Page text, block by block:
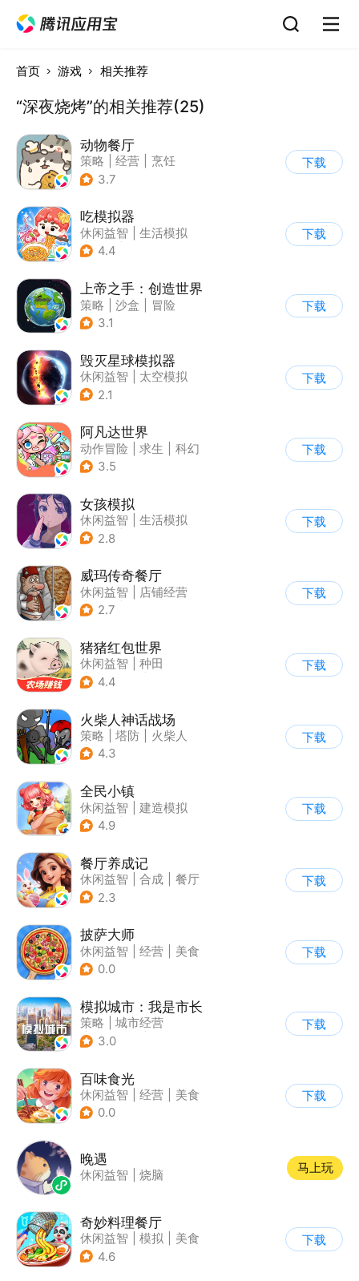
首页 游戏 相关推荐
“深夜烧烤”的相关推荐(25)
动物餐厅
策略 经营
烹饪
| 宠物
3.7
下载
吃模拟器
休闲益智
生活模拟
| 美食
4.4
下载
上帝之手：创造世界
策略 沙盒
冒险
| 卡通
3.1
下载
毁灭星球模拟器
休闲益智
太空模拟
| 太空
2.1
下载
阿凡达世界
动作冒险 求生
科幻
| 开放世界
3.5
下载
女孩模拟
休闲益智
生活模拟
| 校园
2.8
下载
威玛传奇餐厅
休闲益智
店铺经营
| 美食
2.7
下载
猪猪红包世界
休闲益智
种田
| 田园生活
4.4
下载
火柴人神话战场
策略 塔防
火柴人
| 休闲益智
4.3
下载
全民小镇
休闲益智
建造模拟
| 卡通
4.9
下载
餐厅养成记
休闲益智 合成
餐厅
| 清新
2.3
下载
披萨大师
休闲益智 经营
美食
| 清新
0.0
下载
模拟城市：我是市长
策略
城市经营
| 模拟城市
3.0
下载
百味食光
休闲益智 经营
美食
| 卡通
0.0
下载
晚遇
休闲益智 烧脑
马上玩
奇妙料理餐厅
休闲益智 模拟
美食
| 宝宝巴士
4.6
下载